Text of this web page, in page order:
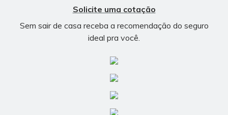
Solicite uma cotação
Sem sair de casa receba a recomendação do seguro
ideal pra você.